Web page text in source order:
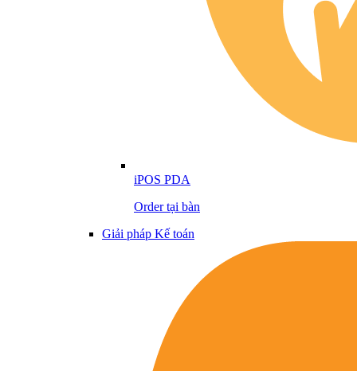
iPOS PDA
Order tại bàn
Giải pháp Kế toán